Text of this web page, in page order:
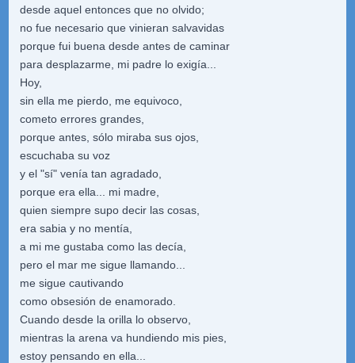
desde aquel entonces que no olvido;
no fue necesario que vinieran salvavidas
porque fui buena desde antes de caminar
para desplazarme, mi padre lo exigía...
Hoy,
sin ella me pierdo, me equivoco,
cometo errores grandes,
porque antes, sólo miraba sus ojos,
escuchaba su voz
y el "sí" venía tan agradado,
porque era ella... mi madre,
quien siempre supo decir las cosas,
era sabia y no mentía,
a mi me gustaba como las decía,
pero el mar me sigue llamando...
me sigue cautivando
como obsesión de enamorado.
Cuando desde la orilla lo observo,
mientras la arena va hundiendo mis pies,
estoy pensando en ella...